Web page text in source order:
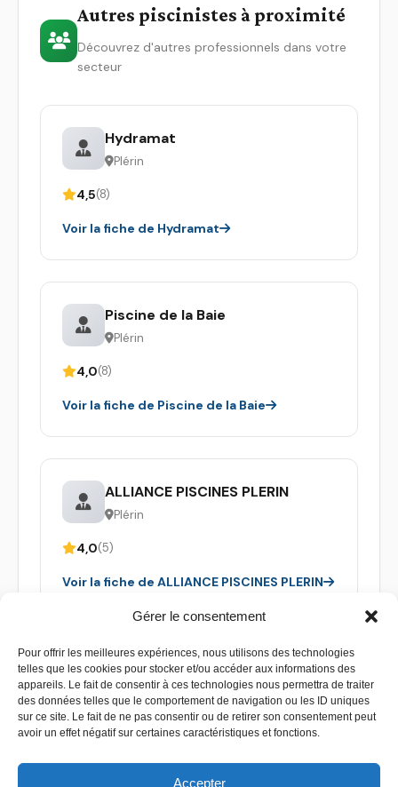
Gérer le consentement
Pour offrir les meilleures expériences, nous utilisons des technologies
telles que les cookies pour stocker et/ou accéder aux informations des
appareils. Le fait de consentir à ces technologies nous permettra de traiter
des données telles que le comportement de navigation ou les ID uniques
sur ce site. Le fait de ne pas consentir ou de retirer son consentement peut
avoir un effet négatif sur certaines caractéristiques et fonctions.
Accepter
Autres piscinistes à proximité
Découvrez d'autres professionnels dans votre
secteur
Hydramat
Plérin
4,5(8)
Voir la fiche de Hydramat
Piscine de la Baie
Plérin
4,0(8)
Voir la fiche de Piscine de la Baie
ALLIANCE PISCINES PLERIN
Plérin
4,0(5)
Voir la fiche de ALLIANCE PISCINES PLERIN